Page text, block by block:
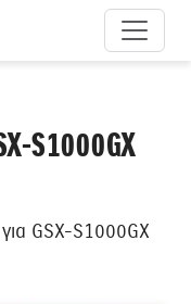
S1000GX
GSX-S1000GX